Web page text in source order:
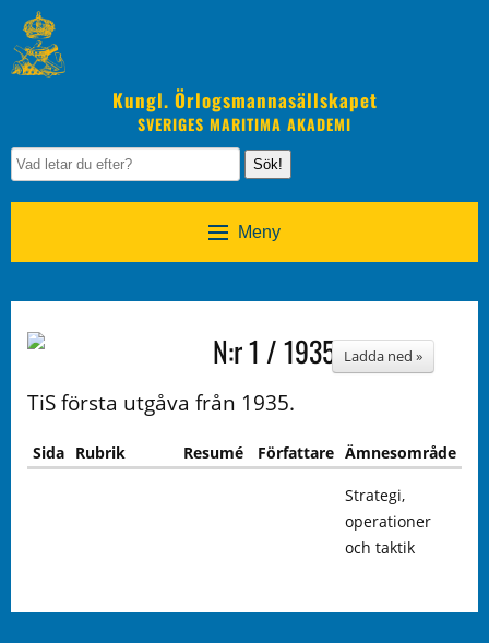
Kungl. Örlogsmannasällskapet
SVERIGES MARITIMA AKADEMI
Sök!
Meny
N:r 1 / 1935 Ladda ned »
TiS första utgåva från 1935.
Sida Rubrik Resumé Författare Ämnesområde
Strategi,
operationer
och taktik